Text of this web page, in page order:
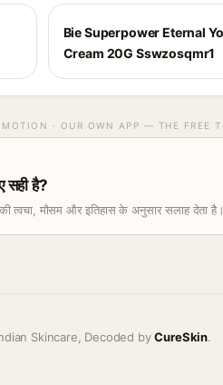
Bie Superpower Eternal
Cream 20G Sswzosqmr1
· OUR OWN APP — THE FREE
है?
त्वचा, मौसम और इतिहास के अनुसार सलाह देता है।
Indian Skincare, Decoded byCureSkin.